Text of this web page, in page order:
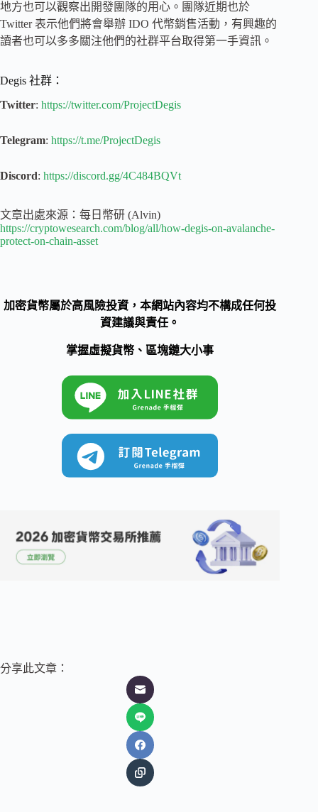
地方也可以觀察出開發團隊的用心。團隊近期也於
Twitter 表示他們將會舉辦 IDO 代幣銷售活動，有興趣的
讀者也可以多多關注他們的社群平台取得第一手資訊。
Degis 社群：
Twitter: https://twitter.com/ProjectDegis
Telegram: https://t.me/ProjectDegis
Discord: https://discord.gg/4C484BQVt
文章出處來源：每日幣研 (Alvin)
https://cryptowesearch.com/blog/all/how-degis-on-avalanche-
protect-on-chain-asset
加密貨幣屬於高風險投資，本網站內容均不構成任何投
資建議與責任。
掌握虛擬貨幣、區塊鏈大小事
分享此文章：